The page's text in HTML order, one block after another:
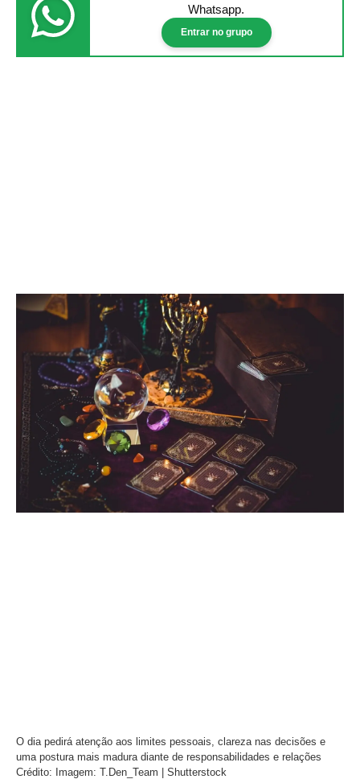
Whatsapp.
Entrar no grupo
O dia pedirá atenção aos limites pessoais, clareza nas decisões e
uma postura mais madura diante de responsabilidades e relações
Crédito: Imagem: T.Den_Team | Shutterstock